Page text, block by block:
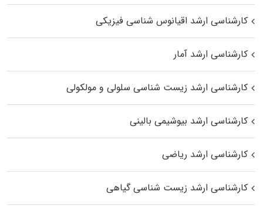
کارشناسی ارشد اقیانوس‌ شناسی فیزیکی
کارشناسی ارشد آمار
کارشناسی ارشد زیست شناسی سلولی و مولکولی
کارشناسی ارشد بیوشیمی بالینی
کارشناسی ارشد ریاضی
کارشناسی ارشد زیست‌ شناسی گیاهی